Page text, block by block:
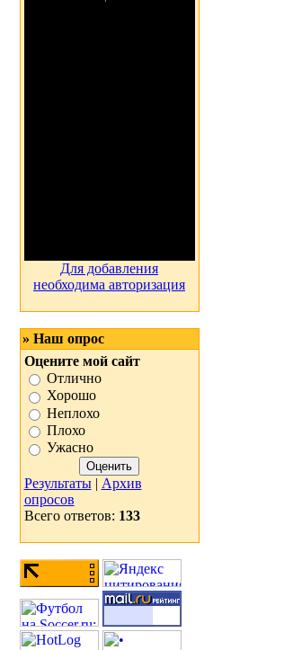
Для добавления
необходима авторизация
» Наш опрос
Оцените мой сайт
Отлично
Хорошо
Неплохо
Плохо
Ужасно
Результаты| Архив
опросов
Всего ответов: 133